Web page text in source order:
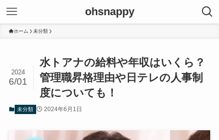
ohsnappy
ホーム 未分類
水トアナの給料や年収はいくら？
管理職昇格理由や日テレの人事制
度についても！
2024
6/01
未分類 2024年6月1日